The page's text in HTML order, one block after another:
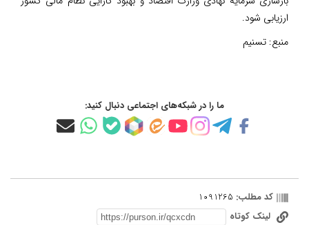
ارزیابی شود.
منبع: تسنیم
ما را در شبکه‌های اجتماعی دنبال کنید:
کد مطلب: 1091265
لینک کوتاه